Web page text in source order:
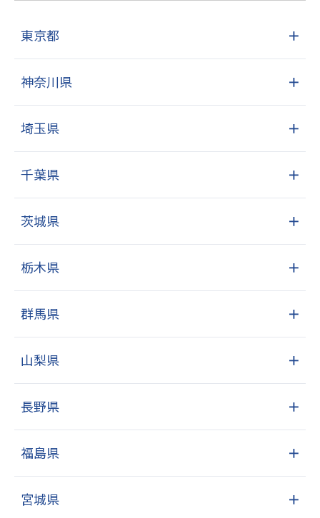
東京都 ＋
神奈川県 ＋
埼玉県 ＋
千葉県 ＋
茨城県 ＋
栃木県 ＋
群馬県 ＋
山梨県 ＋
長野県 ＋
福島県 ＋
宮城県 ＋